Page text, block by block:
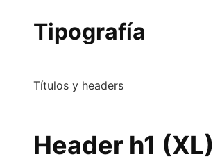
Tipografía
Títulos y headers
Header h1 (XL)